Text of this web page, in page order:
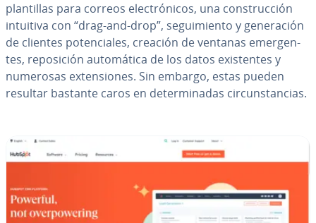
pla­n­ti­llas para correos ele­c­tró­ni­cos, una co­n­s­tru­c­ción
intuitiva con “drag-and-drop”, se­gui­mie­n­to y ge­ne­ra­ción
de clientes po­te­n­cia­les, creación de ventanas eme­r­ge­n­
tes, re­po­si­ción au­to­má­ti­ca de los datos exi­s­te­n­tes y
numerosas ex­te­n­sio­nes. Sin embargo, estas pueden
resultar bastante caros en de­te­r­mi­na­das ci­r­cu­n­s­ta­n­cias.